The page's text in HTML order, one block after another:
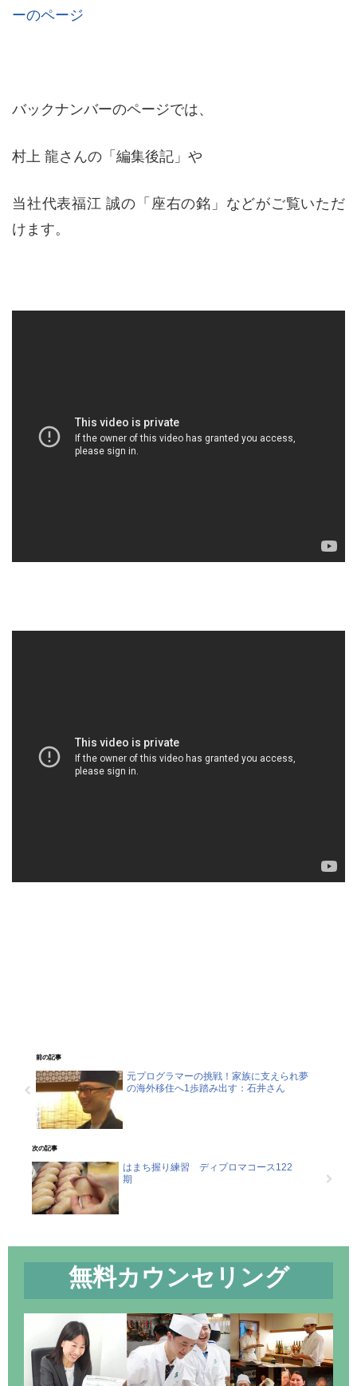
ーのページ
バックナンバーのページでは、
村上 龍さんの「編集後記」や
当社代表福江 誠の「座右の銘」などがご覧いただ
けます。
前の記事
元プログラマーの挑戦！家族に支えられ夢
の海外移住へ1歩踏み出す：石井さん
次の記事
はまち握り練習 ディプロマコース122
期
無料カウンセリング